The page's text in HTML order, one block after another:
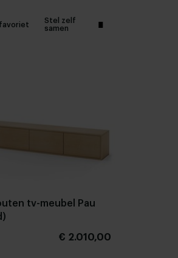
favoriet
Stel zelf
samen
tv-meubel Pau
€ 2.010,00